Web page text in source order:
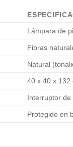
Lámpara de
Fibras
Natural
40 x 40 x 132
Interruptor
Protegido en